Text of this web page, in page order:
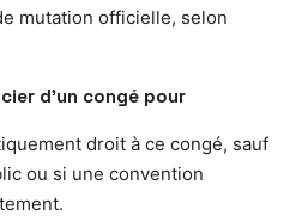
mutation officielle, selon
d’un congé pour
droit à ce congé, sauf
ou si une convention